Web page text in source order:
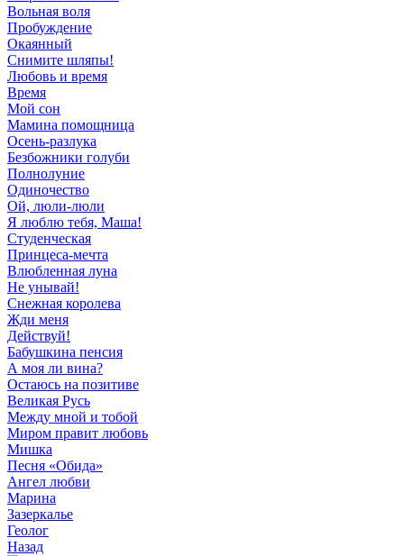
Вольная воля
Пробуждение
Окаянный
Снимите шляпы!
Любовь и время
Время
Мой сон
Мамина помощница
Осень-разлука
Безбожники голуби
Полнолуние
Одиночество
Ой, люли-люли
Я люблю тебя, Маша!
Студенческая
Принцеса-мечта
Влюбленная луна
Не унывай!
Снежная королева
Жди меня
Действуй!
Бабушкина пенсия
А моя ли вина?
Остаюсь на позитиве
Великая Русь
Между мной и тобой
Миром правит любовь
Мишка
Песня «Обида»
Ангел любви
Марина
Зазеркалье
Геолог
Назад